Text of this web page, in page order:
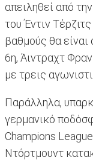
απειληθεί από
του Έντιν
βαθμούς θα
6η, Άιντραχτ
με τρεις
Παράλληλα,
γερμανικό
Champions
Ντόρτμουντ